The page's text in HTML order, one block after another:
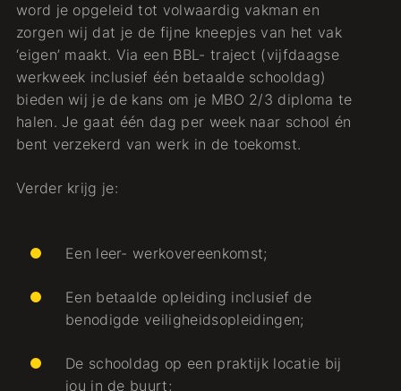
word je opgeleid tot volwaardig vakman en
zorgen wij dat je de fijne kneepjes van het vak
‘eigen’ maakt. Via een BBL- traject (vijfdaagse
werkweek inclusief één betaalde schooldag)
bieden wij je de kans om je MBO 2/3 diploma te
halen. Je gaat één dag per week naar school én
bent verzekerd van werk in de toekomst.
Verder krijg je:
Een leer- werkovereenkomst;
Een betaalde opleiding inclusief de
benodigde veiligheidsopleidingen;
De schooldag op een praktijk locatie bij
jou in de buurt;